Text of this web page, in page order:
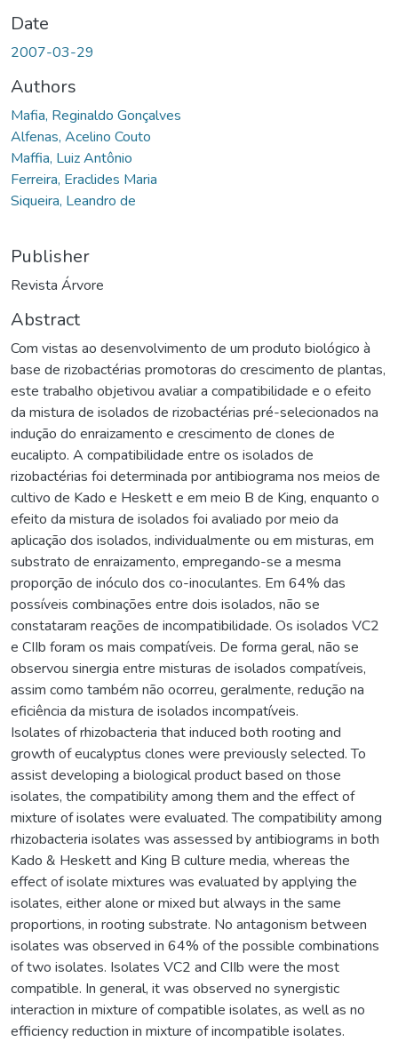
Date
2007-03-29
Authors
Mafia, Reginaldo Gonçalves
Alfenas, Acelino Couto
Maffia, Luiz Antônio
Ferreira, Eraclides Maria
Siqueira, Leandro de
Publisher
Revista Árvore
Abstract
Com vistas ao desenvolvimento de um produto biológico à
base de rizobactérias promotoras do crescimento de plantas,
este trabalho objetivou avaliar a compatibilidade e o efeito
da mistura de isolados de rizobactérias pré-selecionados na
indução do enraizamento e crescimento de clones de
eucalipto. A compatibilidade entre os isolados de
rizobactérias foi determinada por antibiograma nos meios de
cultivo de Kado e Heskett e em meio B de King, enquanto o
efeito da mistura de isolados foi avaliado por meio da
aplicação dos isolados, individualmente ou em misturas, em
substrato de enraizamento, empregando-se a mesma
proporção de inóculo dos co-inoculantes. Em 64% das
possíveis combinações entre dois isolados, não se
constataram reações de incompatibilidade. Os isolados VC2
e CIIb foram os mais compatíveis. De forma geral, não se
observou sinergia entre misturas de isolados compatíveis,
assim como também não ocorreu, geralmente, redução na
eficiência da mistura de isolados incompatíveis.
Isolates of rhizobacteria that induced both rooting and
growth of eucalyptus clones were previously selected. To
assist developing a biological product based on those
isolates, the compatibility among them and the effect of
mixture of isolates were evaluated. The compatibility among
rhizobacteria isolates was assessed by antibiograms in both
Kado & Heskett and King B culture media, whereas the
effect of isolate mixtures was evaluated by applying the
isolates, either alone or mixed but always in the same
proportions, in rooting substrate. No antagonism between
isolates was observed in 64% of the possible combinations
of two isolates. Isolates VC2 and CIIb were the most
compatible. In general, it was observed no synergistic
interaction in mixture of compatible isolates, as well as no
efficiency reduction in mixture of incompatible isolates.